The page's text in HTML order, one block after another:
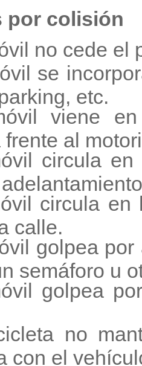
por colisión
no cede el
se
etc.
viene
frente al
circula
circula
calle.
golpea
semáforo u
golpea
no
con el